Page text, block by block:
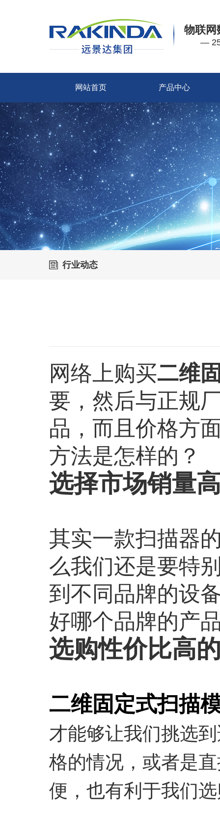
物联网
—
网站首页 产品中心
行业动态
网络上购买二维
要，然后与正规
品，而且价格方
方法是怎样的？
选择市场销量
其实一款扫描器
么我们还是要特
到不同品牌的设
好哪个品牌的产
选购性价比高
二维固定式扫描
才能够让我们挑选
格的情况，或者是
便，也有利于我们